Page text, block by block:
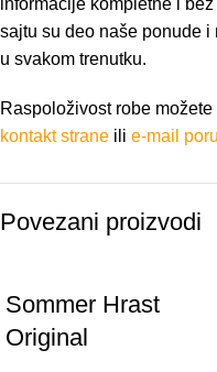
informacije kompletne i
sajtu su deo naše ponude
u svakom trenutku.
Raspoloživost robe
kontakt strane ili e-mail
Povezani proizvodi
Sommer Hrast
Original